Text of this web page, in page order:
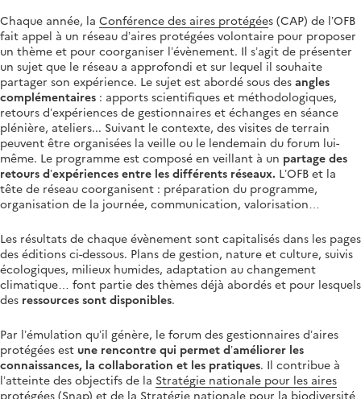
Chaque année, la Conférence des aires protégées (CAP) de l’OFB
fait appel à un réseau d’aires protégées volontaire pour proposer
un thème et pour coorganiser l’évènement. Il s’agit de présenter
un sujet que le réseau a approfondi et sur lequel il souhaite
partager son expérience. Le sujet est abordé sous des angles
complémentaires : apports scientifiques et méthodologiques,
retours d’expériences de gestionnaires et échanges en séance
plénière, ateliers... Suivant le contexte, des visites de terrain
peuvent être organisées la veille ou le lendemain du forum lui-
même. Le programme est composé en veillant à un partage des
retours d’expériences entre les différents réseaux. L’OFB et la
tête de réseau coorganisent : préparation du programme,
organisation de la journée, communication, valorisation…
Les résultats de chaque évènement sont capitalisés dans les pages
des éditions ci-dessous. Plans de gestion, nature et culture, suivis
écologiques, milieux humides, adaptation au changement
climatique… font partie des thèmes déjà abordés et pour lesquels
des ressources sont disponibles.
Par l’émulation qu’il génère, le forum des gestionnaires d’aires
protégées est une rencontre qui permet d’améliorer les
connaissances, la collaboration et les pratiques. Il contribue à
l’atteinte des objectifs de la Stratégie nationale pour les aires
protégées (Snap) et de la Stratégie nationale pour la biodiversité